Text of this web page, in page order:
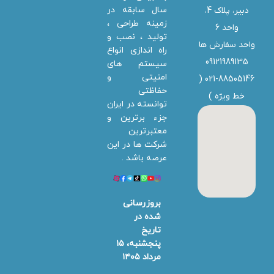
دبیر، پلاک 4،
واحد 6
واحد سفارش ها
09121989135
021-88505146 (
خط ویژه )
سال سابقه در
زمینه طراحی ،
تولید ، نصب و
راه اندازی انواع
سیستم های
امنیتی و
حفاظتی
توانسته در ایران
جزء برترین و
معتبرترین
شرکت ها در این
عرصه باشد .
بروزرسانی
شده در
تاریخ
پنجشنبه، ۱۵
مرداد ۱۴۰۵